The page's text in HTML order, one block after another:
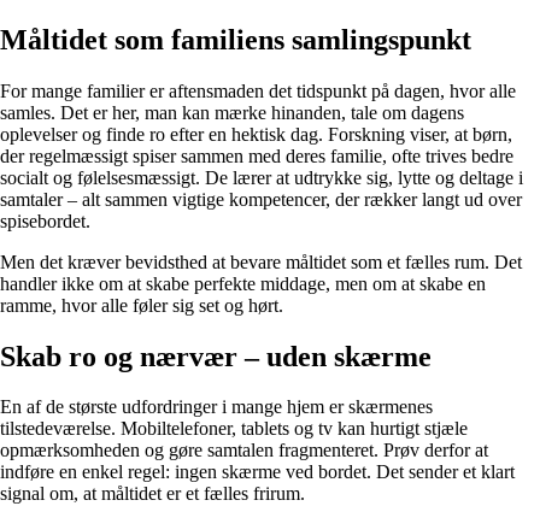
Måltidet som familiens samlingspunkt
For mange familier er aftensmaden det tidspunkt på dagen, hvor alle
samles. Det er her, man kan mærke hinanden, tale om dagens
oplevelser og finde ro efter en hektisk dag. Forskning viser, at børn,
der regelmæssigt spiser sammen med deres familie, ofte trives bedre
socialt og følelsesmæssigt. De lærer at udtrykke sig, lytte og deltage i
samtaler – alt sammen vigtige kompetencer, der rækker langt ud over
spisebordet.
Men det kræver bevidsthed at bevare måltidet som et fælles rum. Det
handler ikke om at skabe perfekte middage, men om at skabe en
ramme, hvor alle føler sig set og hørt.
Skab ro og nærvær – uden skærme
En af de største udfordringer i mange hjem er skærmenes
tilstedeværelse. Mobiltelefoner, tablets og tv kan hurtigt stjæle
opmærksomheden og gøre samtalen fragmenteret. Prøv derfor at
indføre en enkel regel: ingen skærme ved bordet. Det sender et klart
signal om, at måltidet er et fælles frirum.